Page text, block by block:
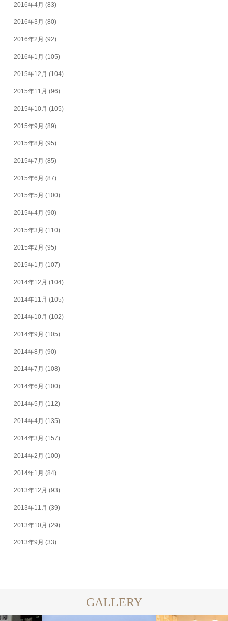
2016年4月 (83)
2016年3月 (80)
2016年2月 (92)
2016年1月 (105)
2015年12月 (104)
2015年11月 (96)
2015年10月 (105)
2015年9月 (89)
2015年8月 (95)
2015年7月 (85)
2015年6月 (87)
2015年5月 (100)
2015年4月 (90)
2015年3月 (110)
2015年2月 (95)
2015年1月 (107)
2014年12月 (104)
2014年11月 (105)
2014年10月 (102)
2014年9月 (105)
2014年8月 (90)
2014年7月 (108)
2014年6月 (100)
2014年5月 (112)
2014年4月 (135)
2014年3月 (157)
2014年2月 (100)
2014年1月 (84)
2013年12月 (93)
2013年11月 (39)
2013年10月 (29)
2013年9月 (33)
GALLERY